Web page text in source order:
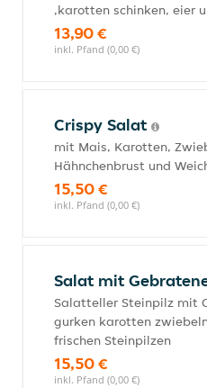
,karotten schinken, eier
13,90 €
inkl. Pfand (0,00 €)
Crispy Salat
mit Mais, Karotten,
Hähnchenbrust und
15,50 €
inkl. Pfand (0,00 €)
Salat mit
Salatteller Steinpilz mit
gurken karotten
frischen Steinpilzen
15,50 €
inkl. Pfand (0,00 €)